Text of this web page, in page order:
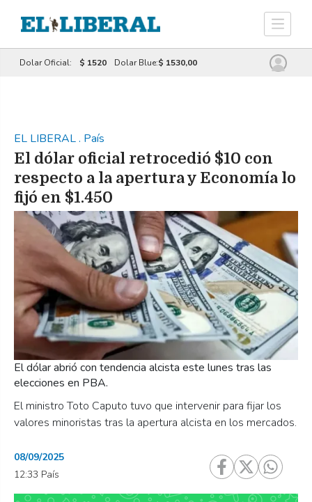
Dolar Oficial: $ 1520 Dolar Blue:$ 1530,00
EL LIBERAL. País
El dólar oficial retrocedió $10 con
respecto a la apertura y Economía lo
fijó en $1.450
El ministro Toto Caputo tuvo que intervenir para fijar los
valores minoristas tras la apertura alcista en los mercados.
El dólar abrió con tendencia alcista este lunes tras las
elecciones en PBA.
08/09/2025
12:33 País